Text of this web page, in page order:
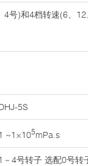
4号)和4档转速(6、
5S
~1×105mPa.s
－4号转子 选配0号转